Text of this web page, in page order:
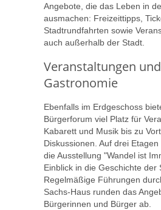
Angebote, die das Leben in
ausmachen: Freizeittipps,
Stadtrundfahrten sowie
auch außerhalb der Stadt.
Veranstaltungen und
Gastronomie
Ebenfalls im Erdgeschoss
Bürgerforum viel Platz für
Kabarett und Musik bis zu
Diskussionen. Auf drei
die Ausstellung "Wandel ist
Einblick in die Geschichte der
Regelmäßige Führungen
Sachs-Haus runden das
Bürgerinnen und Bürger ab.